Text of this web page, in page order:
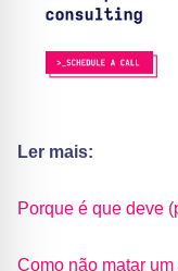
Ler mais:
Porque é que deve
Como não matar